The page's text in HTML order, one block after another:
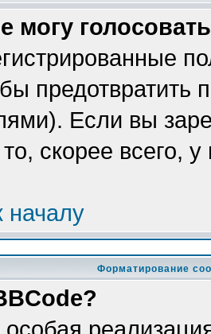
могу
предотвратить
Если вы
то, скорее всего,
началу
Форматирование